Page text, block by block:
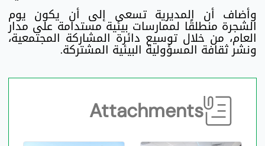
وأضاف أن المديرية تسعى إلى أن يكون يوم
الشجرة منطلقًا لممارسات بيئية مستدامة على مدار
العام، من خلال توسيع دائرة المشاركة المجتمعية،
ونشر ثقافة المسؤولية البيئية المشتركة.
Attachments